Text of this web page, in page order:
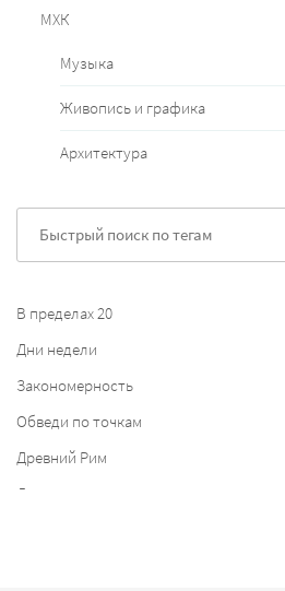
МХК
Музыка
Живопись и графика
Архитектура
В пределах 20
Дни недели
Закономерность
Обведи по точкам
Древний Рим
Дания